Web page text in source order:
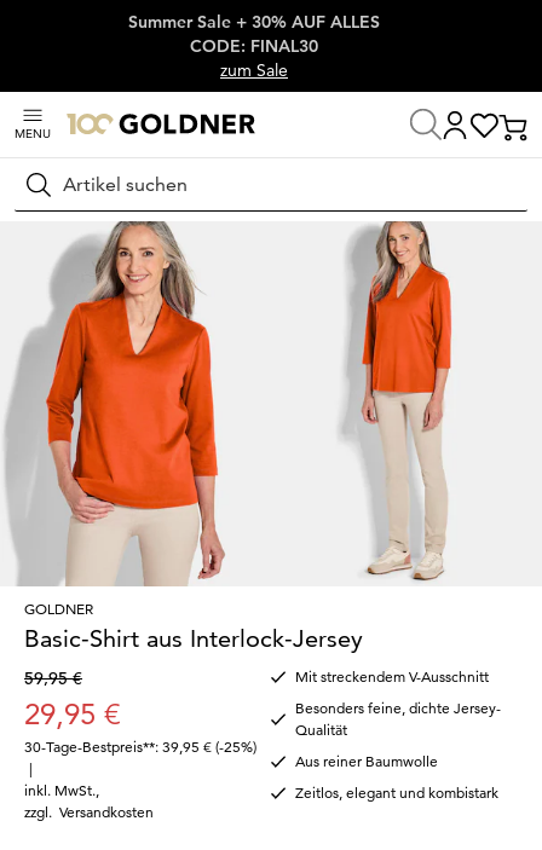
Überspringe Navigation, direkt zum Content
Summer Sale + 30% AUF ALLES
CODE: FINAL30
zum Sale
MENU
Suchen
Startseite Damenmode
GOLDNER
Basic-Shirt aus Interlock-Jersey
59,95 €
29,95 €
30-Tage-Bestpreis**: 39,95 € (-25%)
|
inkl. MwSt.
zzgl. Versandkosten
Mit streckendem V-Ausschnitt
Besonders feine, dichte Jersey-
Qualität
Aus reiner Baumwolle
Zeitlos, elegant und kombistark